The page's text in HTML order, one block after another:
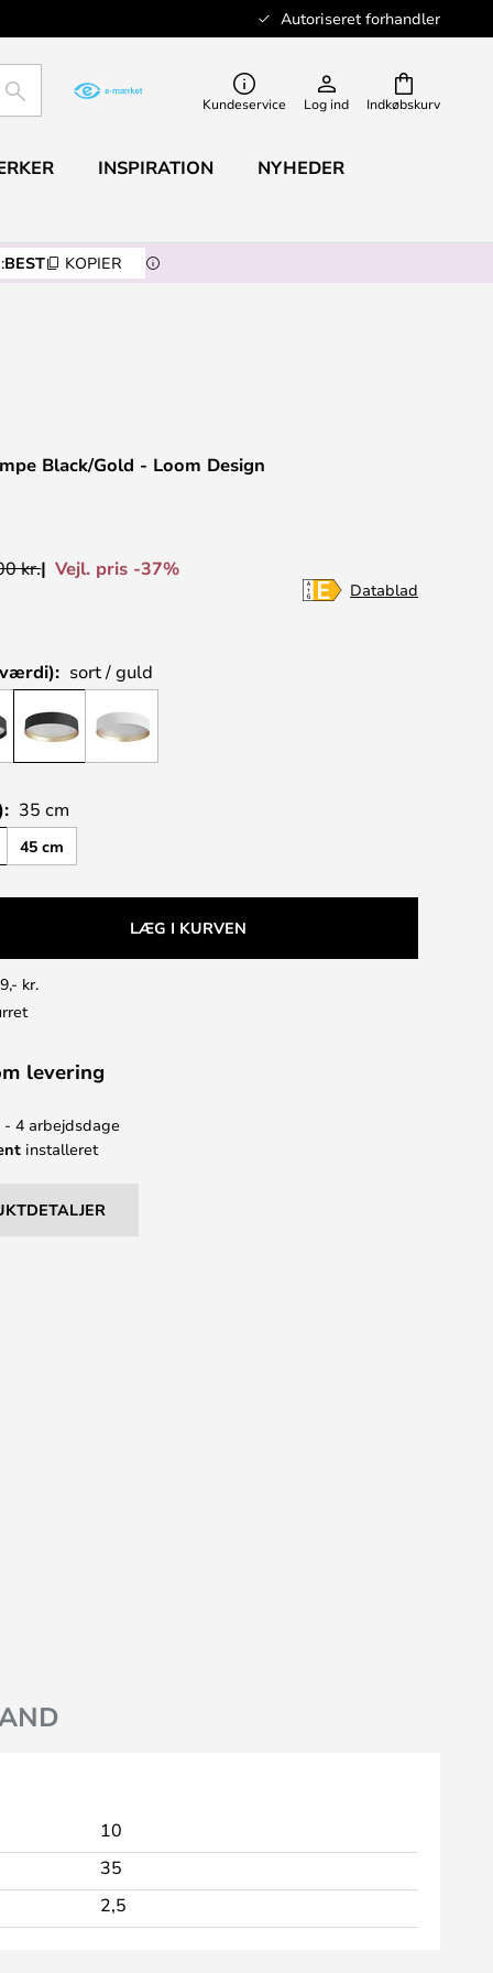
Autoriseret forhandler
Indkøbskurv
SØG Kundeservice Log ind
INSPIRATION NYHEDER
BEST KOPIER
Black/Gold - Loom Design
kr. Vejl. pris -37%
Datablad
sort / guld
35 cm
45 cm
LÆG I KURVEN
kr.
levering
4 arbejdsdage
installeret
10
35
2,5